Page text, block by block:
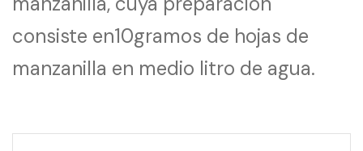
consiste en10gramos de hojas de
manzanilla en medio litro de agua.